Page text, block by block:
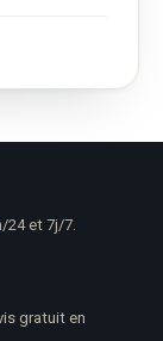
24 et 7j/7.
gratuit en